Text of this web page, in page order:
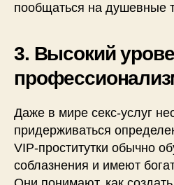
пообщаться на душевные
3. Высокий
Даже в мире секс-услуг
придерживаться
VIP-проститутки обычно
соблазнения и имеют